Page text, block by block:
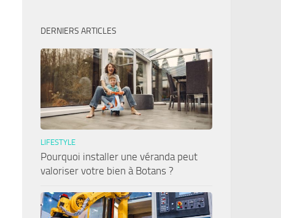
DERNIERS ARTICLES
LIFESTYLE
Pourquoi installer une véranda peut
valoriser votre bien à Botans ?